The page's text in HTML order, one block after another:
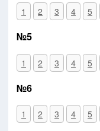
1 2 3 4 5
№5
1 2 3 4 5
№6
1 2 3 4 5